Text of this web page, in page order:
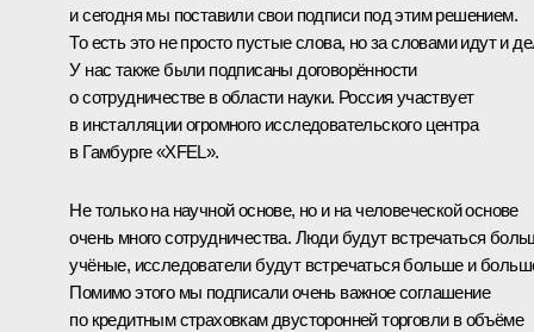
и сегодня мы поставили свои подписи под этим решением.
То есть это не просто пустые слова, но за словами идут и
У нас также были подписаны договорённости
о сотрудничестве в области науки. Россия участвует
в инсталляции огромного исследовательского центра
в Гамбурге «XFEL».
Не только на научной основе, но и на человеческой основе
очень много сотрудничества. Люди будут встречаться
учёные, исследователи будут встречаться больше и
Помимо этого мы подписали очень важное соглашение
по кредитным страховкам двусторонней торговли в объёме